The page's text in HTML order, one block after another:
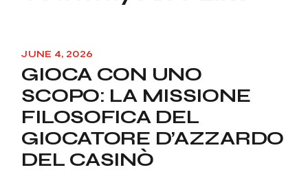
JUNE 4, 2026
GIOCA CON UNO
SCOPO: LA MISSIONE
FILOSOFICA DEL
GIOCATORE D’AZZARDO
DEL CASINÒ